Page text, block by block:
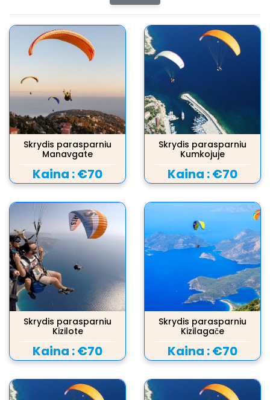
Skrydis parasparniu
Manavgate
Kaina :€70
Skrydis parasparniu
Kumkojuje
Kaina :€70
Skrydis parasparniu
Kizilote
Kaina :€70
Skrydis parasparniu
Kizilagače
Kaina :€70